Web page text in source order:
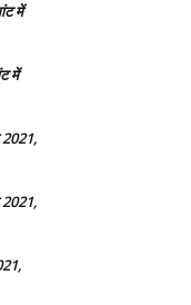
में
में